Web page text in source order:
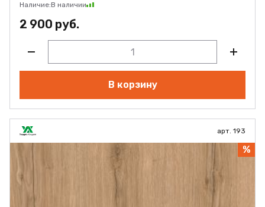
Наличие:В наличии
2 900 руб.
В корзину
арт. 193
%